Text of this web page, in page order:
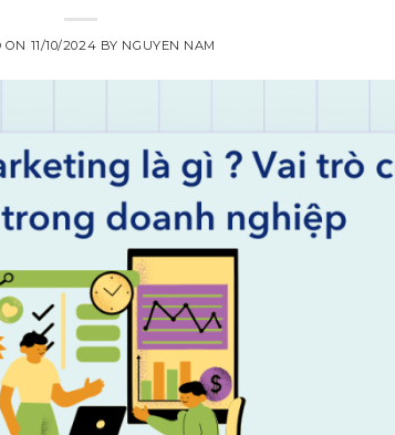
ON 11/10/2024 BY NGUYEN NAM